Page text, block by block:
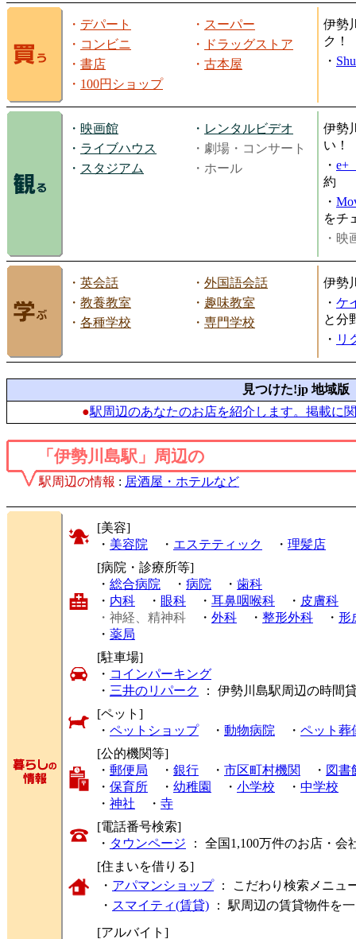
・ デパート ・ スーパー
・ コンビニ ・
ドラッグストア
・ 書店 ・ 古本屋
・ 100円ショップ
伊勢
ク！
・
・ 映画館 ・ レンタルビデオ
・ ライブハウス
・劇場・コンサート
・ スタジアム ・ホール
伊勢
い！
・ e+
約
・
をチ
・映
・ 英会話 ・ 外国語会話
・ 教養教室 ・ 趣味教室
・ 各種学校 ・ 専門学校
伊勢
・ ケ
と分
・ リ
見つけた!jp 地域版
●駅周辺のあなたのお店を紹介します。掲載に
「伊勢川島駅」周辺の
駅周辺の情報 : 居酒屋・ホテルなど
[美容]
・ 美容院 ・ エステティック ・ 理髪店
[病院・診療所等]
・ 総合病院 ・ 病院 ・ 歯科
・ 内科 ・ 眼科 ・ 耳鼻咽喉科 ・ 皮膚科
・神経、精神科 ・ 外科 ・ 整形外科 ・ 形
・ 薬局
[駐車場]
・ コインパーキング
・ 三井のリパーク
： 伊勢川島駅周辺の時間
[ペット]
・ ペットショップ・ 動物病院 ・ ペット葬
[公的機関等]
・ 郵便局 ・ 銀行 ・ 市区町村機関 ・ 図書
・ 保育所 ・ 幼稚園 ・ 小学校 ・ 中学校
・ 神社 ・ 寺
[電話番号検索]
・ タウンページ ： 全国1,100万件のお店・
[住まいを借りる]
・ アパマンショップ： こだわり検索メニュ
・ スマイティ(賃貸) ： 駅周辺の賃貸物件を
[アルバイト]